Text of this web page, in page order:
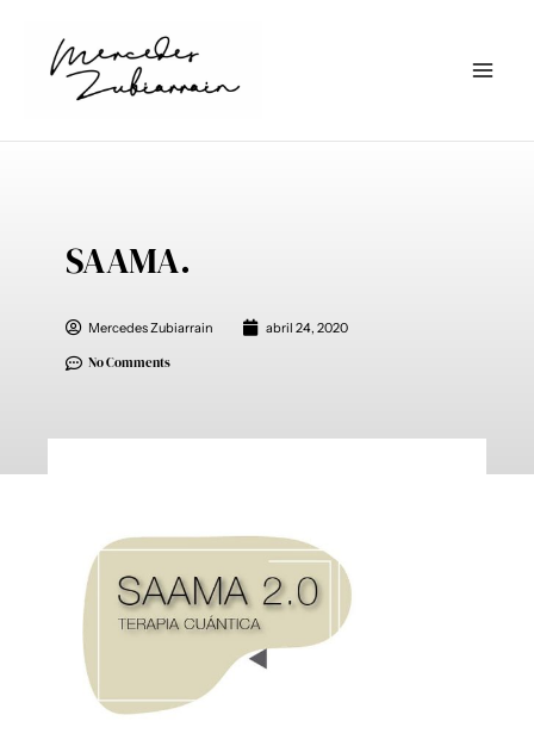
contenido
SAAMA.
Mercedes Zubiarrain abril 24, 2020
No Comments